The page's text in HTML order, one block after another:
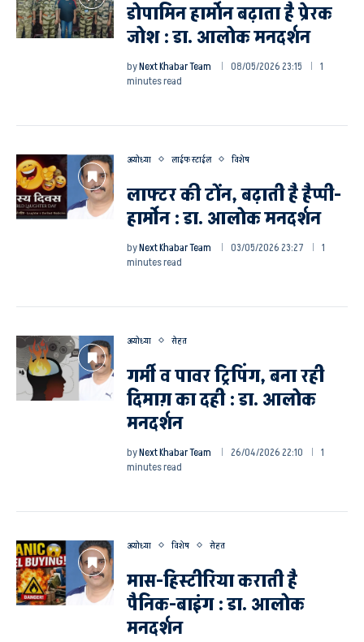
डोपामिन हार्माेन बढ़ाता है प्रेरक
जोश : डा. आलोक मनदर्शन
byNext Khabar Team 08/05/2026 23:15
1
minutes read
अयोध्या लाईफ स्टाईल विशेष
लाफ्टर की टोंन, बढ़ाती है हैप्पी-
हार्मोन : डा. आलोक मनदर्शन
byNext Khabar Team 03/05/2026 23:27
1
minutes read
अयोध्या सेहत
गर्मी व पावर ट्रिपिंग, बना रही
दिमाग़ का दही : डा. आलोक
मनदर्शन
byNext Khabar Team 26/04/2026 22:10
1
minutes read
अयोध्या विशेष सेहत
मास-हिस्टीरिया कराती है
पैनिक-बाइंग : डा. आलोक
मनदर्शन